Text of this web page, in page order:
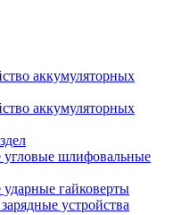
аккумуляторных
аккумуляторных
угловые шлифовальные
гайковерты
устройства